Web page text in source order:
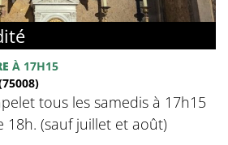
À 17H15
tous les samedis à 17h15
18h. (sauf juillet et août)